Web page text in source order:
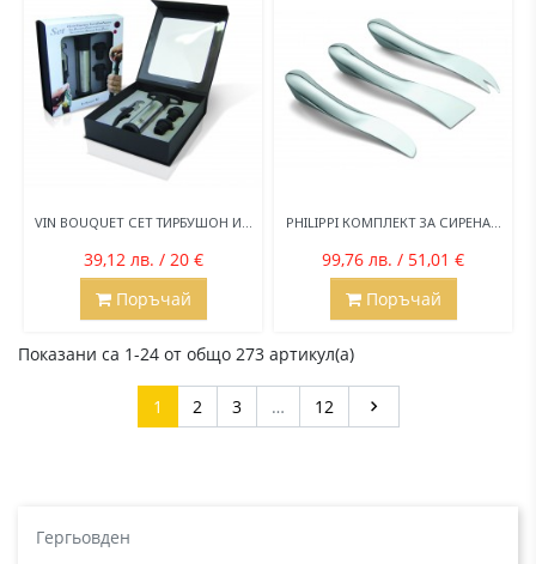
VIN BOUQUET СЕТ ТИРБУШОН И...
39,12 лв. / 20 €
Поръчай
PHILIPPI КОМПЛЕКТ ЗА СИРЕНА...
99,76 лв. / 51,01 €
Поръчай
Показани са 1-24 от общо 273 артикул(а)
1 2 3 … 12 Напред

Гергьовден